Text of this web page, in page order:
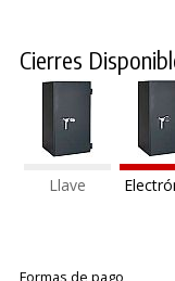
Cierres
Llave
Formas de pago